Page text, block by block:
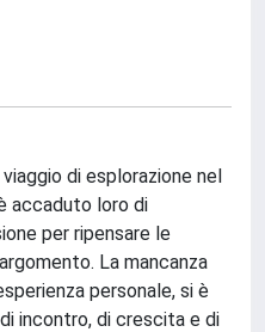
di esplorazione nel
accaduto loro di
per ripensare le
La mancanza
personale, si è
incontro, di crescita e di